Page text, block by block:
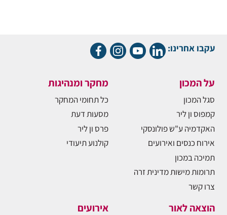
עקבו אחרינו:
על המכון
סגל המכון
קמפוס ון ליר
האקדמיה ע"ש פולונסקי
אירוח כנסים ואירועים
תמיכה במכון
תרומות מישות מדינית זרה
צרו קשר
מחקר ומנהיגות
כל תחומי המחקר
מסעות דעת
פרס ון ליר
קולנוע תיעודי
הוצאה לאור אירועים